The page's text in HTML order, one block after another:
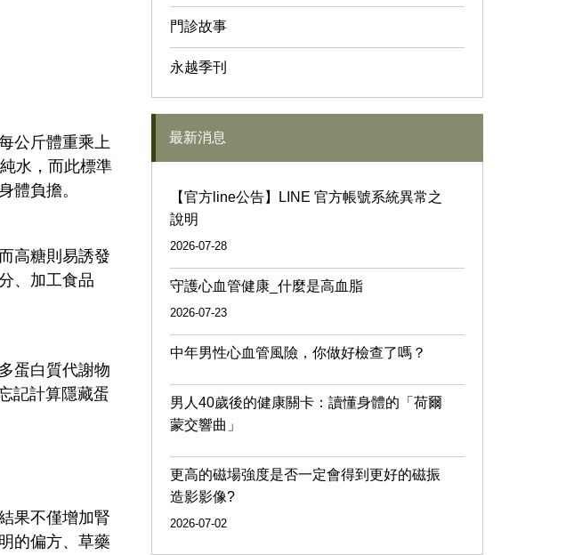
公斤體重乘上
水，而此標準
體負擔。
高糖則易誘發
、加工食品
蛋白質代謝物
記計算隱藏蛋
果不僅增加腎
的偏方、草藥
門診故事
永越季刊
最新消息
【官方line公告】LINE 官方帳號系統異常之
說明
2026-07-28
守護心血管健康_什麼是高血脂
2026-07-23
中年男性心血管風險，你做好檢查了嗎？
男人40歲後的健康關卡：讀懂身體的「荷爾
蒙交響曲」
更高的磁場強度是否一定會得到更好的磁振
造影影像?
2026-07-02